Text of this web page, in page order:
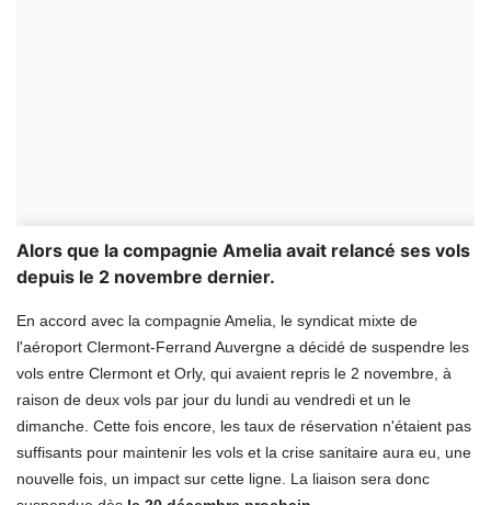
Alors que la compagnie Amelia avait relancé ses vols
depuis le 2 novembre dernier.
En accord avec la compagnie Amelia, le syndicat mixte de
l'aéroport Clermont-Ferrand Auvergne a décidé de suspendre les
vols entre Clermont et Orly, qui avaient repris le 2 novembre, à
raison de deux vols par jour du lundi au vendredi et un le
dimanche. Cette fois encore, les taux de réservation n'étaient pas
suffisants pour maintenir les vols et la crise sanitaire aura eu, une
nouvelle fois, un impact sur cette ligne. La liaison sera donc